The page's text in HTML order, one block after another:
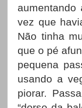
vez que
Não tinha
que o pé
pequena
usando a
piorar.